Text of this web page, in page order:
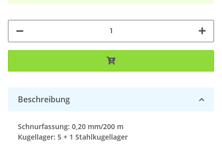
Beschreibung
Schnurfassung: 0,20 mm/200 m
Kugellager: 5 + 1 Stahlkugellager